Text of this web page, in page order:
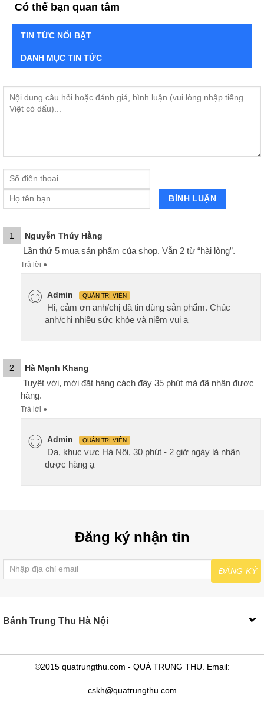
Có thể bạn quan tâm
TIN TỨC NỔI BẬT
DANH MỤC TIN TỨC
1 Nguyễn Thúy Hằng
Lần thứ 5 mua sản phẩm của shop. Vẫn 2 từ “hài lòng”.
Trả lời ●
Admin QUẢN TRỊ VIÊN
Hi, cảm ơn anh/chị đã tin dùng sản phẩm. Chúc
anh/chị nhiều sức khỏe và niềm vui ạ
2 Hà Mạnh Khang
Tuyệt vời, mới đặt hàng cách đây 35 phút mà đã nhận được
hàng.
Trả lời ●
Admin QUẢN TRỊ VIÊN
Dạ, khuc vực Hà Nội, 30 phút - 2 giờ ngày là nhận
được hàng ạ
Đăng ký nhận tin
ĐĂNG KÝ
Bánh Trung Thu Hà Nội
©2015 quatrungthu.com - QUÀ TRUNG THU. Email:
cskh@quatrungthu.com